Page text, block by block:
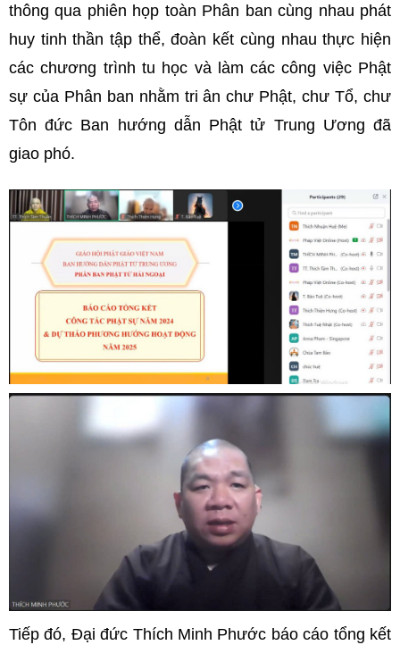
thông qua phiên họp toàn Phân ban cùng nhau phát
huy tinh thần tập thể, đoàn kết cùng nhau thực hiện
các chương trình tu học và làm các công việc Phật
sự của Phân ban nhằm tri ân chư Phật, chư Tổ, chư
Tôn đức Ban hướng dẫn Phật tử Trung Ương đã
giao phó.
Tiếp đó, Đại đức Thích Minh Phước báo cáo tổng kết